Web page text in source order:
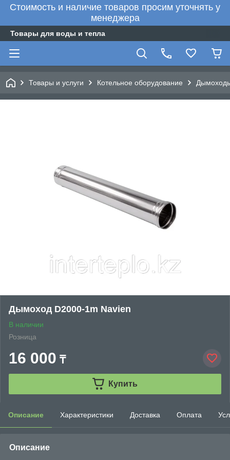
Стоимость и наличие товаров просим уточнять у
менеджера
Товары для воды и тепла
Товары и услуги Котельное оборудование
Дымоход D2000-1m Navien
В наличии
Розница
16 000 ₸
Купить
Описание Характеристики Доставка Оплата
Описание